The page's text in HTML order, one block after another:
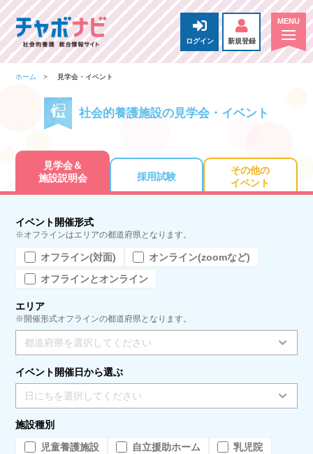
ログイン 新規登録
ホーム 見学会・イベント
社会的養護施設の見学会・イベント
見学会＆
施設説明会
採用試験
その他の
イベント
イベント開催形式
※オフラインはエリアの都道府県となります。
オフライン(対面)
オンライン(zoomなど)
オフラインとオンライン
エリア
※開催形式オフラインの都道府県となります。
都道府県を選択してください
イベント開催日から選ぶ
日にちを選択してください
施設種別
児童養護施設
自立援助ホーム
乳児院